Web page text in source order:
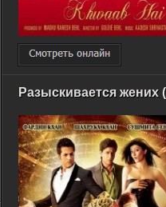
Разыскивается жених